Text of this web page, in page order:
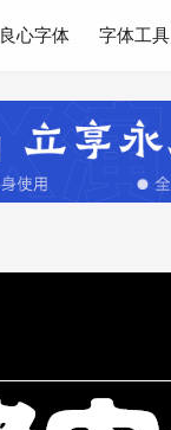
良心字体 字体工具